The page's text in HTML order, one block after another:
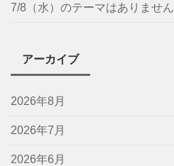
7/8（水）のテーマはありません
アーカイブ
2026年8月
2026年7月
2026年6月